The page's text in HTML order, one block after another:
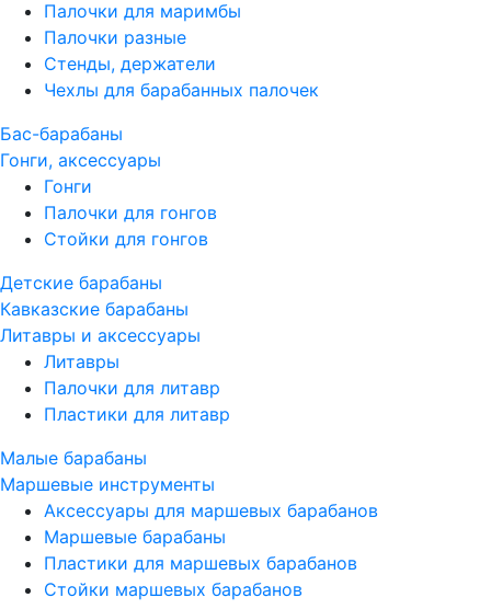
Палочки для маримбы
Палочки разные
Стенды, держатели
Чехлы для барабанных палочек
Бас-барабаны
Гонги, аксессуары
Гонги
Палочки для гонгов
Стойки для гонгов
Детские барабаны
Кавказские барабаны
Литавры и аксессуары
Литавры
Палочки для литавр
Пластики для литавр
Малые барабаны
Маршевые инструменты
Аксессуары для маршевых барабанов
Маршевые барабаны
Пластики для маршевых барабанов
Стойки маршевых барабанов